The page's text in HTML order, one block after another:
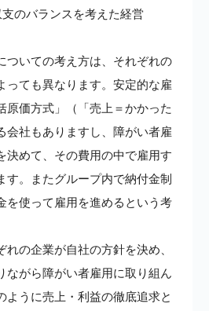
のバランスを考えた経営
いての考え方は、それぞれの
っても異なります。安定的な雇
原価方式」（「売上＝かかった
会社もありますし、障がい者雇
決めて、その費用の中で雇用す
す。またグループ内で納付金制
を使って雇用を進めるという考
の企業が自社の方針を決め、
ながら障がい者雇用に取り組ん
ように売上・利益の徹底追求と